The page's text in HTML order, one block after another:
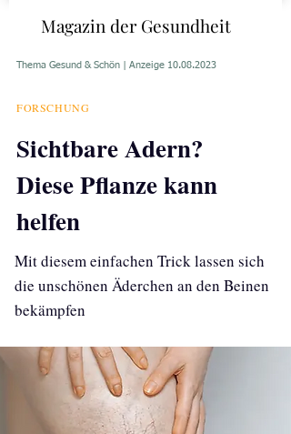
Magazin der Gesundheit
Thema Gesund & Schön | Anzeige 10.08.2023
FORSCHUNG​
Sichtbare Adern?
Diese Pflanze kann
helfen
Mit diesem einfachen Trick lassen sich
die unschönen Äderchen an den Beinen
bekämpfen